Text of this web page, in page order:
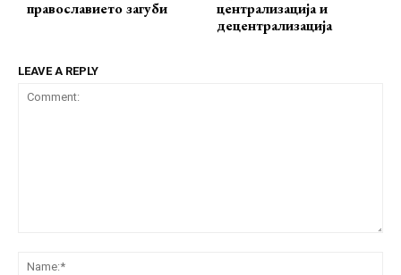
православието загуби
централизација и
децентрализација
LEAVE A REPLY